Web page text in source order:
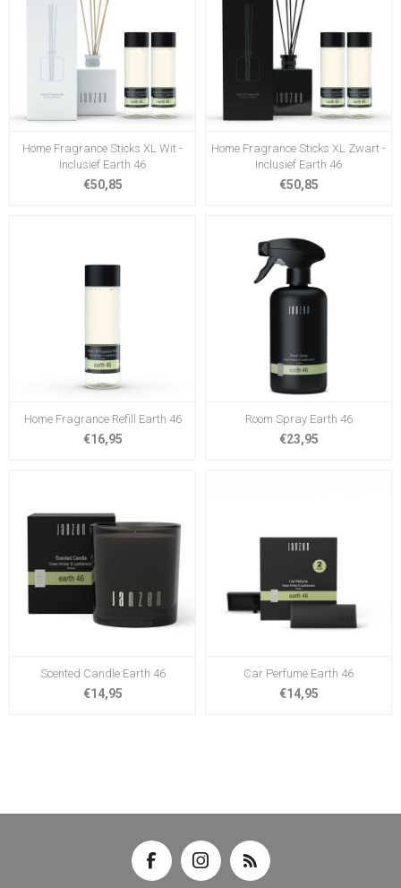
Home Fragrance Sticks XL Wit -
Inclusief Earth 46
€50,85
Home Fragrance Sticks XL Zwart -
Inclusief Earth 46
€50,85
Home Fragrance Refill Earth 46
€16,95
Room Spray Earth 46
€23,95
Scented Candle Earth 46
€14,95
Car Perfume Earth 46
€14,95